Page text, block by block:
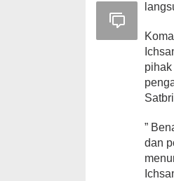
”
dan